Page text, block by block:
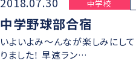
中学校
中学野球部合宿
いよいよみ〜んなが楽しみにし
りました！ 早速ラン…